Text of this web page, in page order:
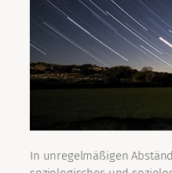
In unregelmäßigen